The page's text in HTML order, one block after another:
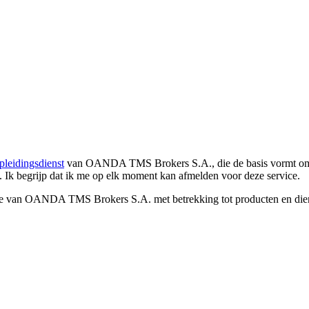
van OANDA TMS Brokers S.A., die de basis vormt
Ik begrijp dat ik me op elk moment kan afmelden voor deze service.
OANDA TMS Brokers S.A. met betrekking tot producten en